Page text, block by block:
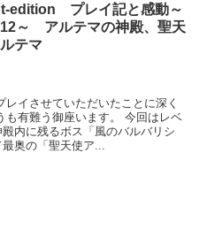
t-edition プレイ記と感動～
～ アルテマの神殿、聖天
テマ
イさせていただいたことに深く
も有難う御座います。 今回はレベ
内に残るボス「風のバルバリシ
奥の「聖天使ア...